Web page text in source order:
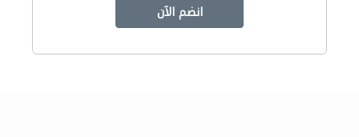
انضم الآن